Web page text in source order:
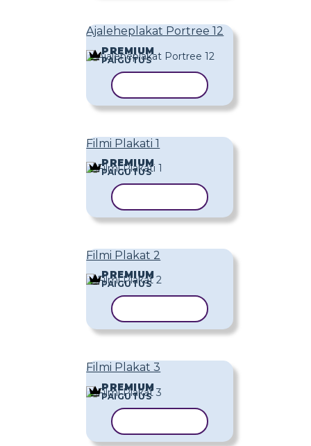
Ajaleheplakat Portree 12
PREMIUM
PAIGUTUS
Filmi Plakati 1
PREMIUM
PAIGUTUS
Filmi Plakat 2
PREMIUM
PAIGUTUS
Filmi Plakat 3
PREMIUM
PAIGUTUS